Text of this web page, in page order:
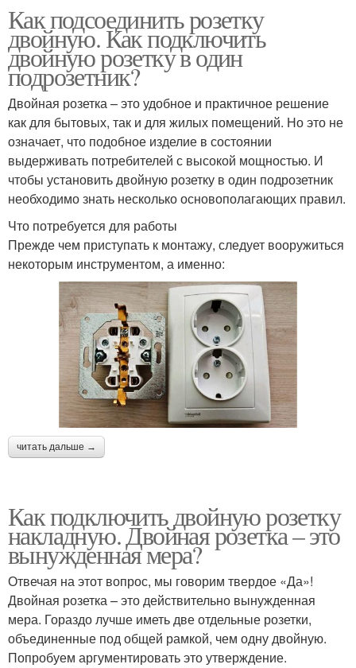
Как подсоединить розетку
двойную. Как подключить
двойную розетку в один
подрозетник?
Двойная розетка – это удобное и практичное решение
как для бытовых, так и для жилых помещений. Но это не
означает, что подобное изделие в состоянии
выдерживать потребителей с высокой мощностью. И
чтобы установить двойную розетку в один подрозетник
необходимо знать несколько основополагающих правил.
Что потребуется для работы
Прежде чем приступать к монтажу, следует вооружиться
некоторым инструментом, а именно:
читать дальше →
Как подключить двойную розетку
накладную. Двойная розетка – это
вынужденная мера?
Отвечая на этот вопрос, мы говорим твердое «Да»!
Двойная розетка – это действительно вынужденная
мера. Гораздо лучше иметь две отдельные розетки,
объединенные под общей рамкой, чем одну двойную.
Попробуем аргументировать это утверждение.